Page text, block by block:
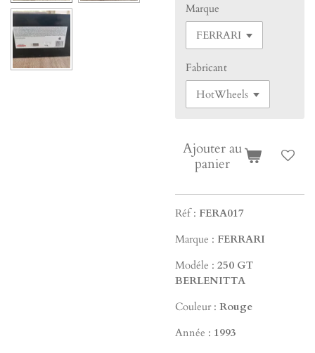
Marque
Fabricant
Ajouter au
panier
Réf : FERA017
Marque : FERRARI
Modéle : 250 GT
BERLENITTA
Couleur : Rouge
Année : 1993